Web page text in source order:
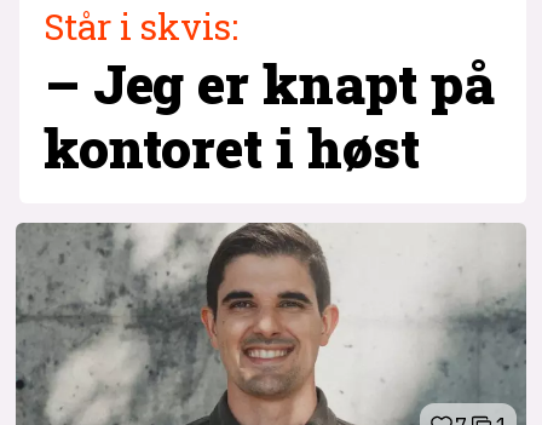
Står i skvis:
– Jeg er knapt på
kontoret i høst